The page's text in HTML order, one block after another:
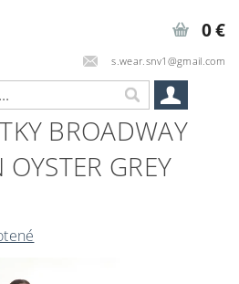
s.wear.snv1@gmail.com
0 €
BROADWAY
GREY